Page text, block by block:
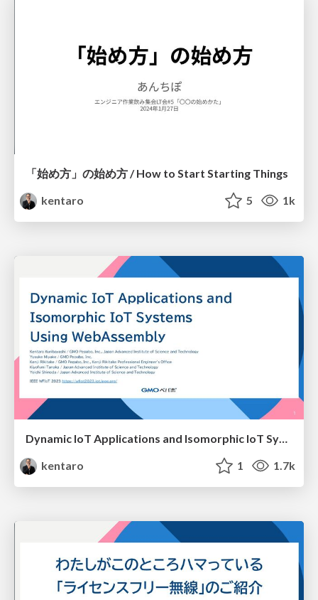
「始め方」の始め方 / How to Start Starting Things
kentaro
5 1k
kentaro
1 1.7k